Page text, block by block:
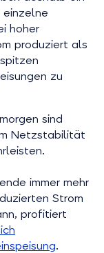
einzelne
hoher
produziert als
zu
sind
Netzstabilität
immer mehr
Strom
profitiert
.